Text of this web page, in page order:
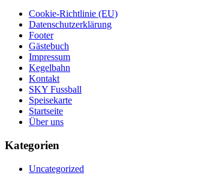
Cookie-Richtlinie (EU)
Datenschutzerklärung
Footer
Gästebuch
Impressum
Kegelbahn
Kontakt
SKY Fussball
Speisekarte
Startseite
Über uns
Kategorien
Uncategorized